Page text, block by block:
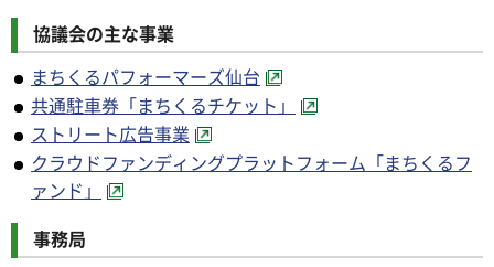
協議会の主な事業
まちくるパフォーマーズ仙台
共通駐車券「まちくるチケット」
ストリート広告事業
クラウドファンディングプラットフォーム「まちくるフ
ァンド」
事務局